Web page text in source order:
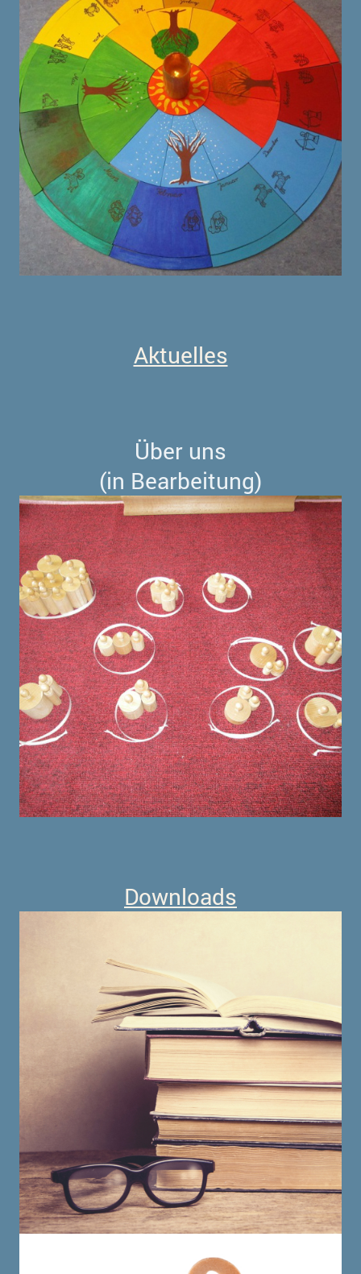
Aktuelles
Über uns
(in Bearbeitung)
Downloads